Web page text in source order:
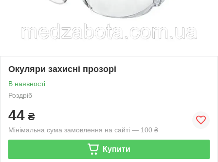
Окуляри захисні прозорі
В наявності
Роздріб
44 ₴
Мінімальна сума замовлення на сайті — 100 ₴
Купити